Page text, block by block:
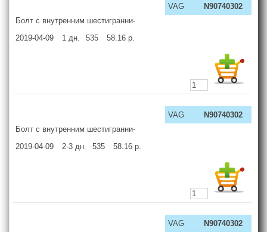
VAG
N90740302
Болт с внутренним шестигранни-
2019-04-09
1 дн. 535 58.16 р.
VAG
N90740302
Болт с внутренним шестигранни-
2019-04-09
2-3 дн. 535 58.16 р.
VAG
N90740302